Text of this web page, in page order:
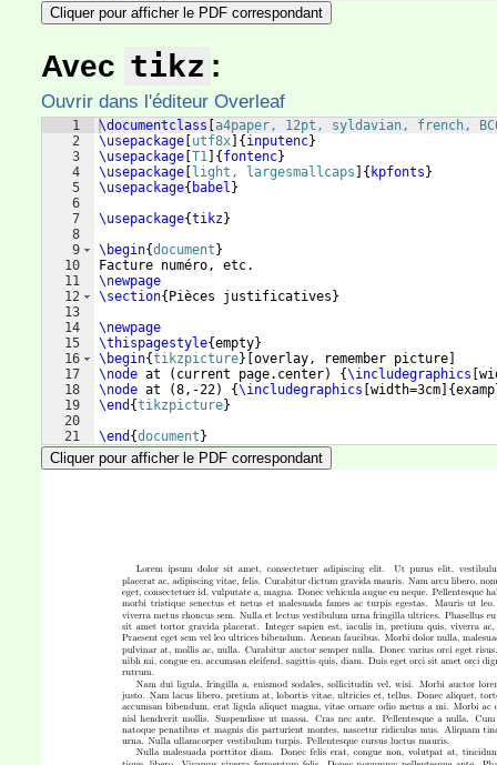
Cliquer pour afficher le PDF correspondant
Avec tikz :
Ouvrir dans l'éditeur Overleaf
1
2
3
4
5
6
7
8
9
10
11
12
13
14
15
16
17
18
19
20
21
\documentclass a4paper, 12pt, syldavian, french,
\usepackage utf8x { inputenc}
\usepackage T1 { fontenc}
\usepackage
light, largesmallcaps { kpfonts }
\usepackage{ babel }
\usepackage{tikz}
\begin{document }
Facture numéro, etc.
\newpage
\section{ Pièces justificatives }
\newpage
\thispagestyle{empty}
\begin{tikzpicture} overlay, remember picture
\node at ( current page.center) {\includegraphics
\node at (8,-22) {\includegraphics width=3cm {
\end {tikzpicture}
\end {document }
Cliquer pour afficher le PDF correspondant